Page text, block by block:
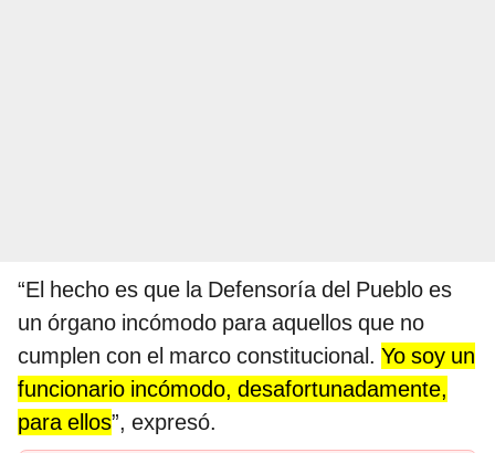
“El hecho es que la Defensoría del Pueblo es
un órgano incómodo para aquellos que no
cumplen con el marco constitucional. Yo soy un
funcionario incómodo, desafortunadamente,
para ellos”, expresó.